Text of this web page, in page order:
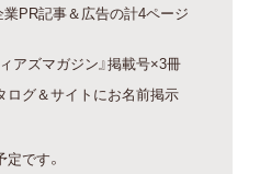
PR記事＆広告の計4ページ
アズマガジン』掲載号×3冊
ログ＆サイトにお名前掲示
です。